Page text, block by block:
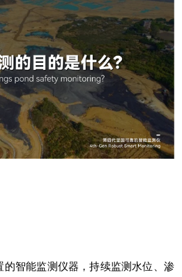
智能监测仪器，持续监测水位、渗